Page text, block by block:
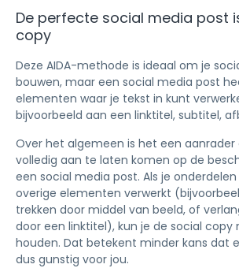
De perfecte social media post
copy
Deze AIDA-methode is ideaal om je
bouwen, maar een social media post
elementen waar je tekst in kunt
bijvoorbeeld aan een linktitel, subtitel,
Over het algemeen is het een aanrader
volledig aan te laten komen op de
een social media post. Als je onderdelen
overige elementen verwerkt
trekken door middel van beeld, of
door een linktitel), kun je de social copy
houden. Dat betekent minder kans dat
dus gunstig voor jou.